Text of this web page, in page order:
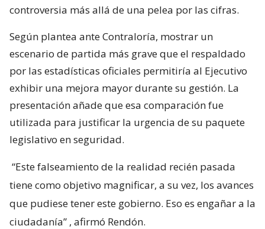
controversia más allá de una pelea por las cifras.
Según plantea ante Contraloría, mostrar un
escenario de partida más grave que el respaldado
por las estadísticas oficiales permitiría al Ejecutivo
exhibir una mejora mayor durante su gestión. La
presentación añade que esa comparación fue
utilizada para justificar la urgencia de su paquete
legislativo en seguridad.
“Este falseamiento de la realidad recién pasada
tiene como objetivo magnificar, a su vez, los avances
que pudiese tener este gobierno. Eso es engañar a la
ciudadanía” , afirmó Rendón.